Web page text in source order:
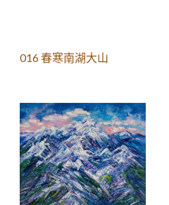
016 春寒南湖大山